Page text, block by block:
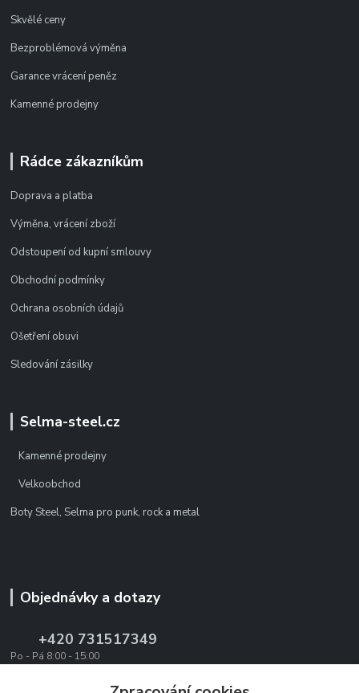
Skvělé ceny
Bezproblémová výměna
Garance vrácení peněz
Kamenné prodejny
Rádce zákazníkům
Doprava a platba
Výměna, vrácení zboží
Odstoupení od kupní smlouvy
Obchodní podmínky
Ochrana osobních údajů
Ošetření obuvi
Sledování zásilky
Selma-steel.cz
Kamenné prodejny
Velkoobchod
Boty Steel, Selma pro punk, rock a metal
Objednávky a dotazy
+420 731517349
Po - Pá 8:00 - 15:00
office@texevo.cz